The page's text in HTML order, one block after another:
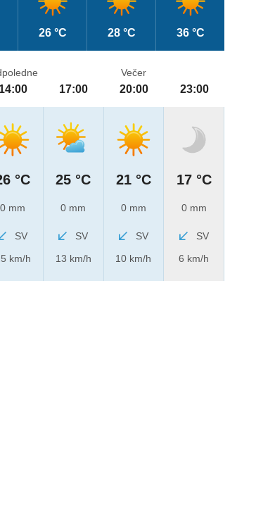
26 °C 28 °C 36 °C
14:00
°C
0 mm
SV
km/h
17:00
25 °C
0 mm
SV
13 km/h
Večer
20:00
21 °C
0 mm
SV
10 km/h
23:00
17 °C
0 mm
SV
6 km/h